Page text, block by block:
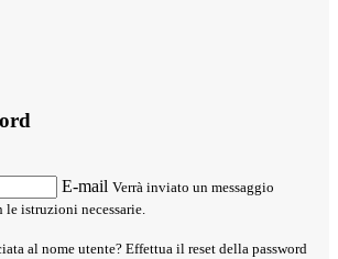
E-mail Verrà inviato un messaggio
istruzioni necessarie.
al nome utente? Effettua il reset della password